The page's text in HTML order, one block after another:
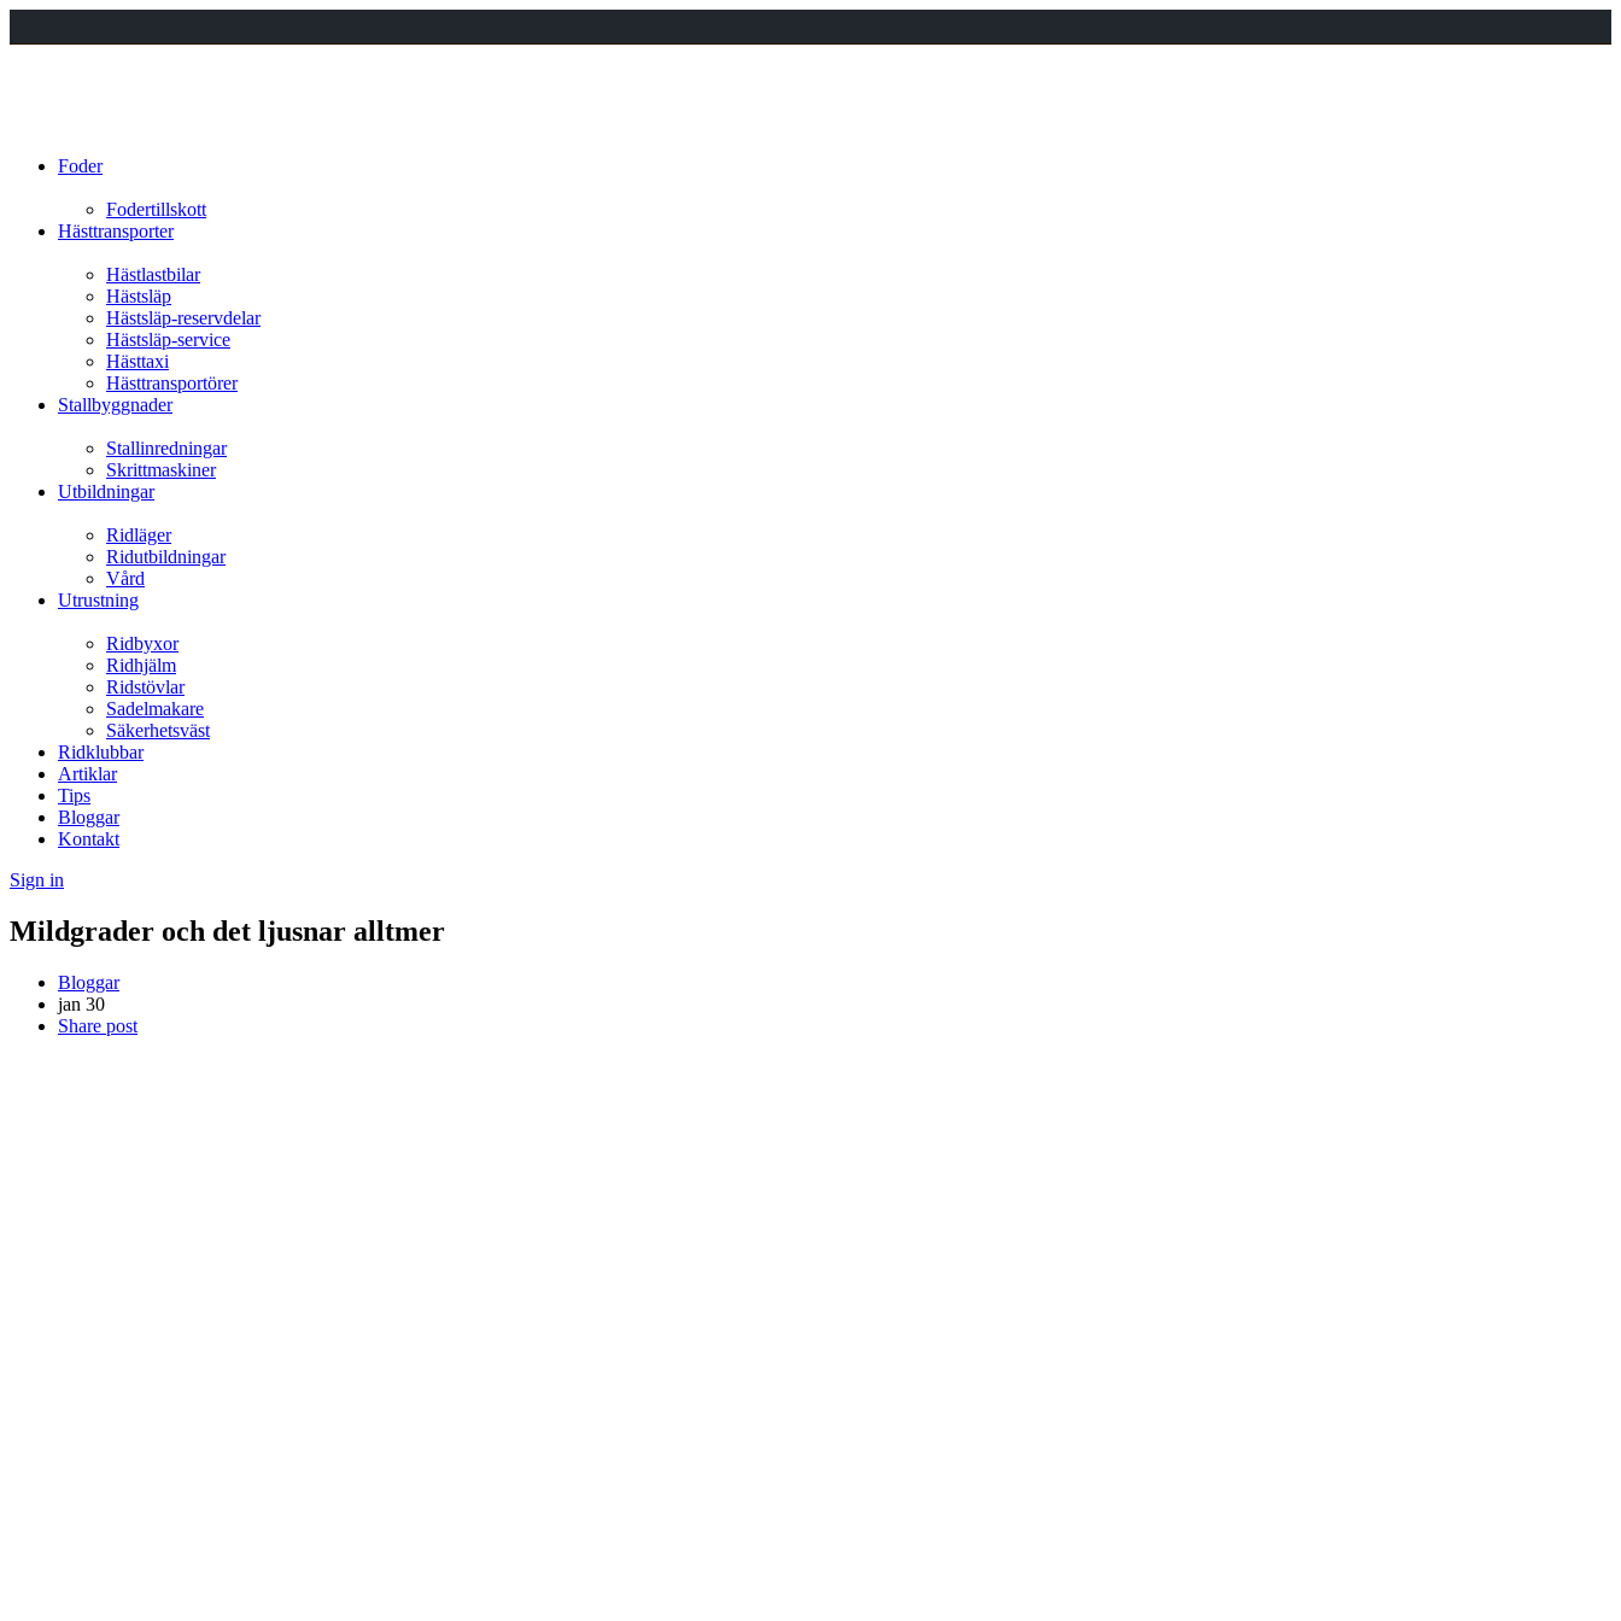
Foder
Fodertillskott
Hästtransporter
Hästlastbilar
Hästsläp
Hästsläp-reservdelar
Hästsläp-service
Hästtaxi
Hästtransportörer
Stallbyggnader
Stallinredningar
Skrittmaskiner
Utbildningar
Ridläger
Ridutbildningar
Vård
Utrustning
Ridbyxor
Ridhjälm
Ridstövlar
Sadelmakare
Säkerhetsväst
Ridklubbar
Artiklar
Tips
Bloggar
Kontakt
Sign in
Mildgrader och det ljusnar alltmer
Bloggar
jan 30
Share post